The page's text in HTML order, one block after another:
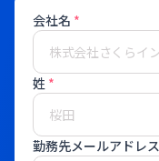
会社名 *
姓 *
勤務先メールアドレス